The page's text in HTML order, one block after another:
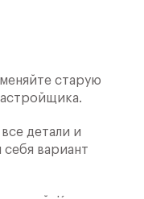
старую
детали и
вариант